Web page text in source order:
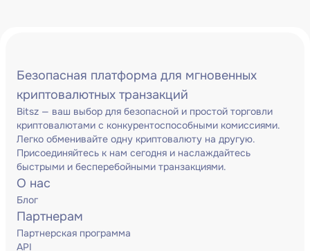
Безопасная платформа для мгновенных
криптовалютных транзакций
Bitsz — ваш выбор для безопасной и простой торговли
криптовалютами с конкурентоспособными комиссиями.
Легко обменивайте одну криптовалюту на другую.
Присоединяйтесь к нам сегодня и наслаждайтесь
быстрыми и бесперебойными транзакциями.
О нас
Блог
Партнерам
Партнерская программа
API